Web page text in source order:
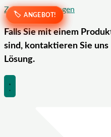
Zum Inhalt springen
Falls Sie mit einem
sind, kontaktieren Sie
Lösung.
ANGEBOT!
ANGEBOT!
ANGEBOT!
ANGEBOT!